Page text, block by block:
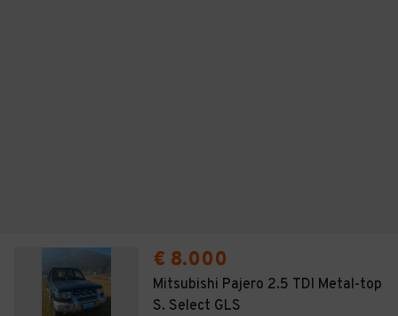
€ 8.000
Mitsubishi Pajero 2.5 TDI Metal-top
S. Select GLS